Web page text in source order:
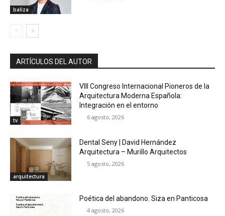
baliza
ARTÍCULOS DEL AUTOR
tv
VIII Congreso Internacional Pioneros de la
Arquitectura Moderna Española:
Integración en el entorno
6 agosto, 2026
arquitectura
Dental Seny | David Hernández
Arquitectura – Murillo Arquitectos
5 agosto, 2026
Poética del abandono. Siza en Panticosa
4 agosto, 2026